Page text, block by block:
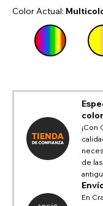
Color Actual:
¡Con
de
En
Cambiar su
AYUDA E